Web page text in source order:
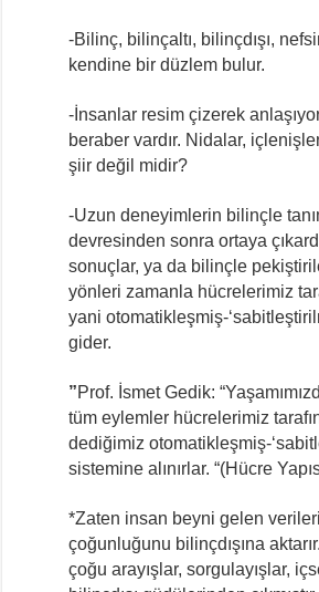
-Bilinç, bilinçaltı, bilinçdışı,
kendine bir düzlem bulur.
-İnsanlar resim çizerek
beraber vardır. Nidalar,
şiir değil midir?
-Uzun deneyimlerin bilinçle
devresinden sonra ortaya
sonuçlar, ya da bilinçle
yönleri zamanla hücrelerimiz
yani otomatikleşmiş-
gider.
”Prof. İsmet Gedik:
tüm eylemler hücrelerimiz
dediğimiz otomatikleşmiş-
sistemine alınırlar. “(Hücre
*Zaten insan beyni gelen
çoğunluğunu bilinçdışına
çoğu arayışlar, sorgulayışlar,